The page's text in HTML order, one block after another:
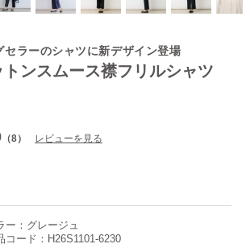
ンスムース襟フリルシャツ
セラーのシャツに新デザイン登場
（8） レビューを見る
ー： グレージュ
コード： H26S1101-6230